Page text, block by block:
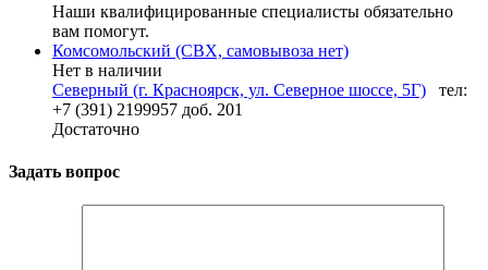
Наши квалифицированные специалисты обязательно
вам помогут.
Комсомольский (СВХ, самовывоза нет)
Нет в наличии
Северный (г. Красноярск, ул. Северное шоссе, 5Г)
тел:
+7 (391) 2199957 доб. 201
Достаточно
Задать вопрос